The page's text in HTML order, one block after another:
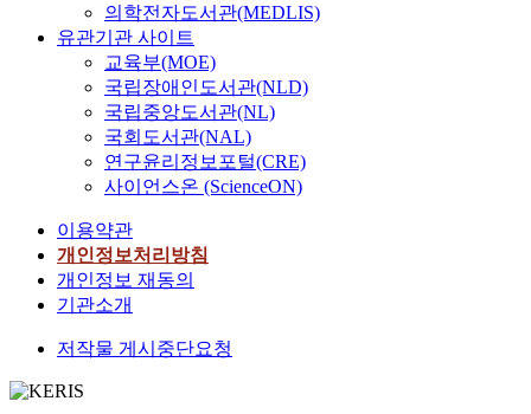
의학전자도서관(MEDLIS)
유관기관 사이트
교육부(MOE)
국립장애인도서관(NLD)
국립중앙도서관(NL)
국회도서관(NAL)
연구윤리정보포털(CRE)
사이언스온 (ScienceON)
이용약관
개인정보처리방침
개인정보 재동의
기관소개
저작물 게시중단요청